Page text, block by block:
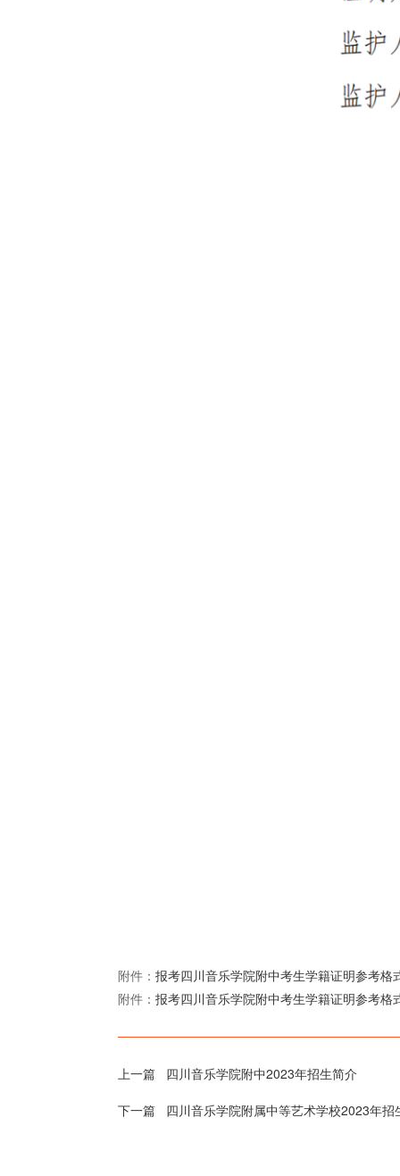
附件： 报考四川音乐学院附中考生学籍证明参考格
附件： 报考四川音乐学院附中考生学籍证明参考格
上一篇 四川音乐学院附中2023年招生简介
下一篇 四川音乐学院附属中等艺术学校2023年